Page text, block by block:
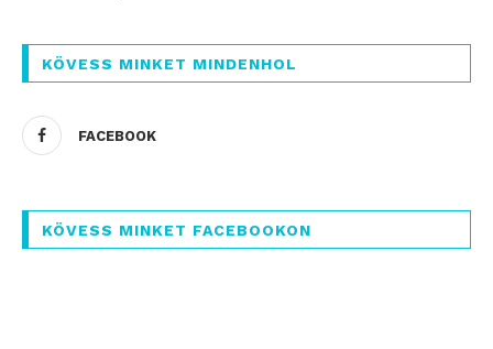
KÖVESS MINKET MINDENHOL
FACEBOOK
KÖVESS MINKET FACEBOOKON